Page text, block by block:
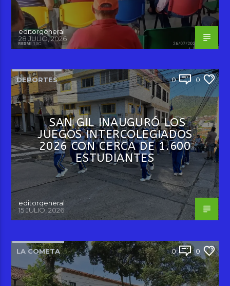
editorgeneral
28 JULIO, 2026
DEPORTES 0 0
SAN GIL INAUGURÓ LOS
JUEGOS INTERCOLEGIADOS
2026 CON CERCA DE 1.600
ESTUDIANTES
editorgeneral
15 JULIO, 2026
LA COMETA 0 0